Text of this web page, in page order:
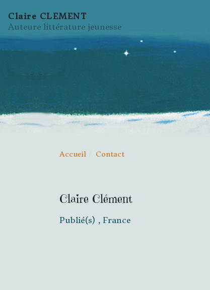
Claire CLEMENT
Auteure littérature jeunesse
Accueil Contact
Claire Clément
Publié(s) , France